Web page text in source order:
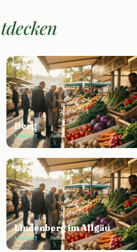
Berg
1 MARKT
Lindenberg im Allgäu
1 MARKT